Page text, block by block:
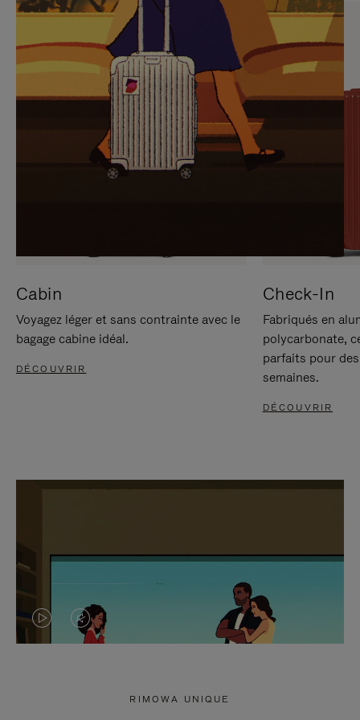
SUR
POUR
METTRE
PAUSE
VEUILLEZ
CLIQUER
POUR
RÉACTIVER
LE
SON
Cabin
Voyagez léger et sans contrainte avec le
bagage cabine idéal.
DÉCOUVRIR
Check-In
Fabriqués en
polycarbonate,
parfaits pour
semaines.
DÉCOUVRIR
LA LE
RIMOWA UNIQUE